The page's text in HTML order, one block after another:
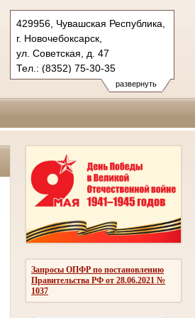
развернуть
429956, Чувашская Республика,
г. Новочебоксарск,
ул. Советская, д. 47
Тел.: (8352) 75-30-35
novocheboksarsky.chv@sudrf.ru
Запросы ОПФР по постановлению
Правительства РФ от 28.06.2021 №
1037